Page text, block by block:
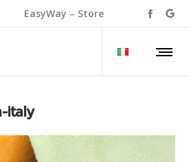
EasyWay – Store
italy